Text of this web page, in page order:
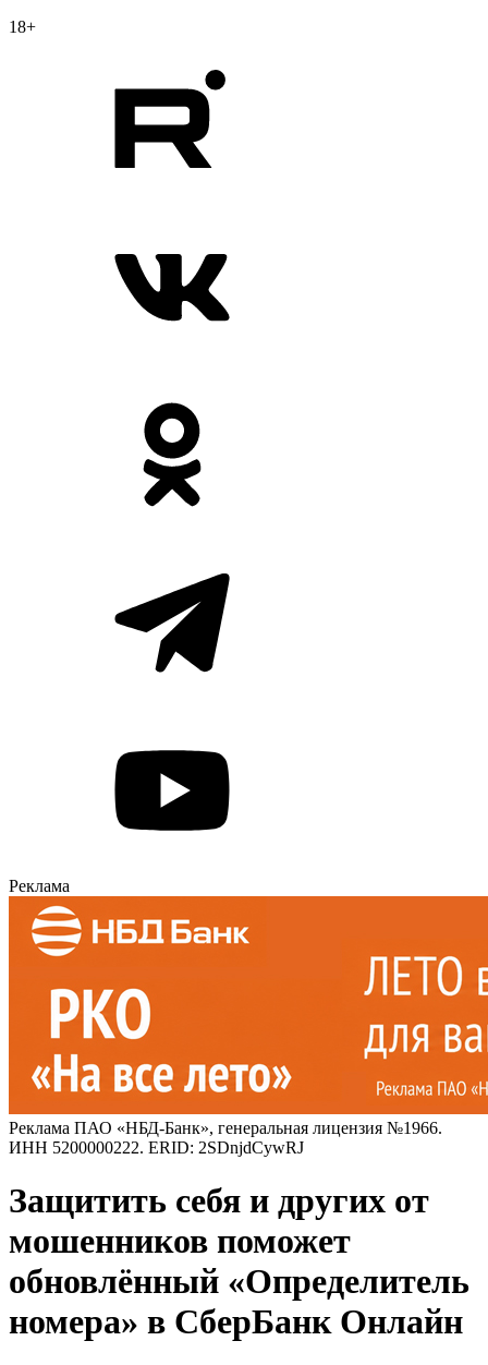
18+
Реклама
Реклама ПАО «НБД-Банк», генеральная лицензия №1966.
ИНН 5200000222. ERID: 2SDnjdCywRJ
Защитить себя и других от
мошенников поможет
обновлённый «Определитель
номера» в СберБанк Онлайн